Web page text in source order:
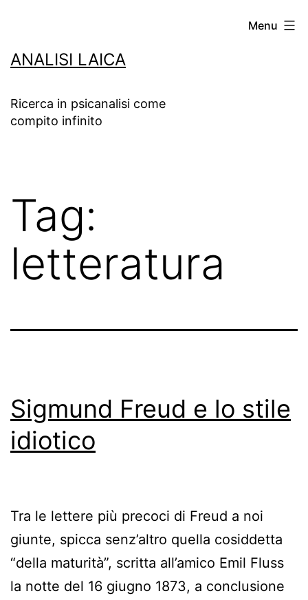
contenuto
ANALISI LAICA
Ricerca in psicanalisi come
compito infinito
Menu
Tag:
letteratura
Sigmund Freud e lo stile
idiotico
Tra le lettere più precoci di Freud a noi
giunte, spicca senz’altro quella cosiddetta
“della maturità”, scritta all’amico Emil Fluss
la notte del 16 giugno 1873, a conclusione